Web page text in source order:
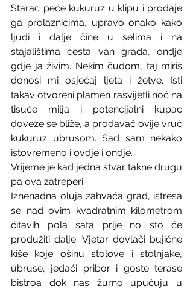
Starac peče kukuruz u klipu i prodaje
ga prolaznicima, upravo onako kako
ljudi i dalje čine u selima i na
stajalištima cesta van grada, ondje
gdje ja živim. Nekim čudom, taj miris
donosi mi osjećaj ljeta i žetve. Isti
takav otvoreni plamen rasvijetli noć na
tisuće milja i potencijalni kupac
doveze se bliže, a prodavač ovije vruć
kukuruz ubrusom. Sad sam nekako
istovremeno i ovdje i ondje.
Vrijeme je kad jedna stvar takne drugu
pa ova zatreperi.
Iznenadna oluja zahvaća grad, istresa
se nad ovim kvadratnim kilometrom
čitavih pola sata prije no što će
produžiti dalje. Vjetar dovlači bujične
kiše koje ošinu stolove i stolnjake,
ubruse, jedaći pribor i goste terase
bistroa dok nas žurno upućuju u